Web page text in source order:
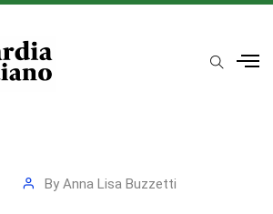
By Anna Lisa Buzzetti